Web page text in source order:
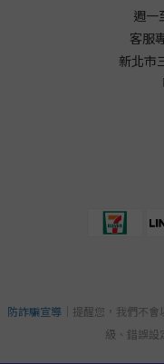
週一
客服
新北市
防詐騙宣導 ｜提醒您，我們不
級、錯誤設